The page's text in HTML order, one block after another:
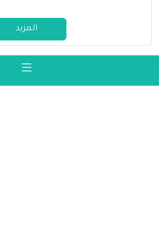
المزيد